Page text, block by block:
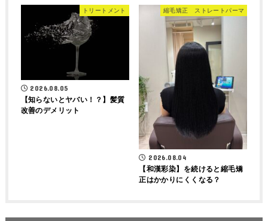
トリートメント
2026.08.05
【知らないとヤバい！？】髪質
改善のデメリット
縮毛矯正 ストレートパーマ
2026.08.04
【和漢彩染】を続けると縮毛矯
正はかかりにくくなる？